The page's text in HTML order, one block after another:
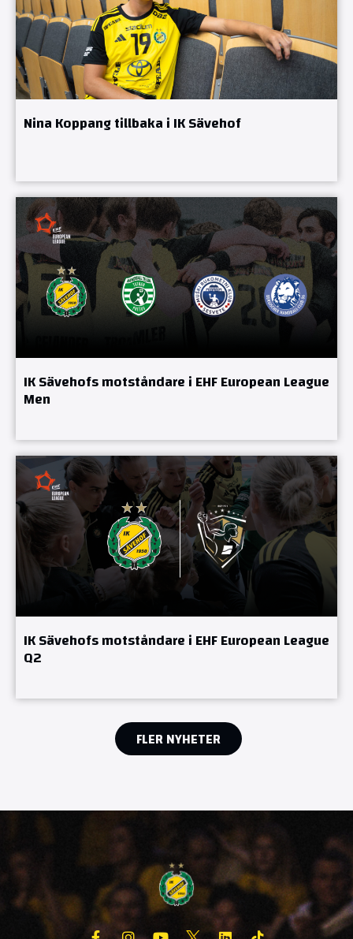
Nina Koppang tillbaka i IK Sävehof
IK Sävehofs motståndare i EHF European League
Men
IK Sävehofs motståndare i EHF European League
Q2
FLER NYHETER